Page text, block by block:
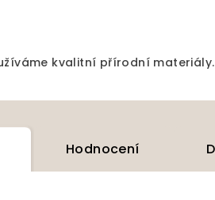
kvalitní přírodní
Hodnocení